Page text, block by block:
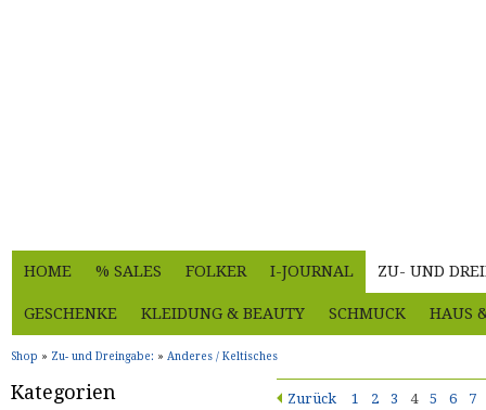
HOME % SALES FOLKER I-JOURNAL ZU- UND
GESCHENKE KLEIDUNG & BEAUTY SCHMUCK HAUS
Shop » Zu- und Dreingabe: » Anderes / Keltisches
Zurück 1 2 3 4 5 6 7
Kategorien